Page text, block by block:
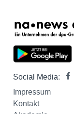
Social Media:
Impressum
Kontakt